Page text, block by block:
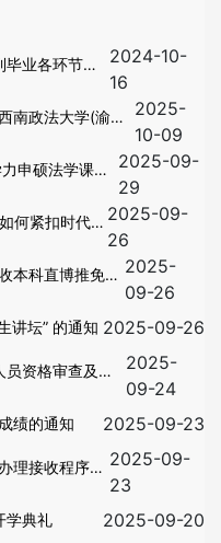
业各环节介
2024-10-
16
南政法大学(渝北
2025-
10-09
申硕法学课程
2025-09-
29
何紧扣时代脉 2025-09-
26
本科直博推免生 2025-
09-26
讲坛” 的通知 2025-09-26
资格审查及信
2025-
09-24
绩的通知 2025-09-23
理接收程序的 2025-09-
23
学典礼 2025-09-20